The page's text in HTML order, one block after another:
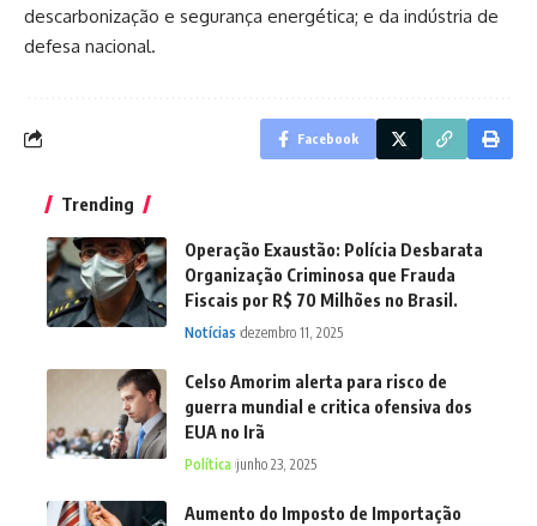
descarbonização e segurança energética; e da indústria de
defesa nacional.
Facebook
Trending
Operação Exaustão: Polícia Desbarata
Organização Criminosa que Frauda
Fiscais por R$ 70 Milhões no Brasil.
Notícias dezembro 11, 2025
Celso Amorim alerta para risco de
guerra mundial e critica ofensiva dos
EUA no Irã
Política junho 23, 2025
Aumento do Imposto de Importação